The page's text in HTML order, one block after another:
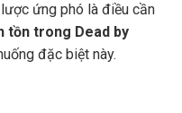
ứng phó là điều cần
tồn trong Dead by
đặc biệt này.